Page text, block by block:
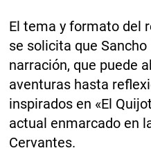
El tema y formato del
se solicita que
narración, que puede
aventuras hasta
inspirados en «El
actual enmarcado en
Cervantes.